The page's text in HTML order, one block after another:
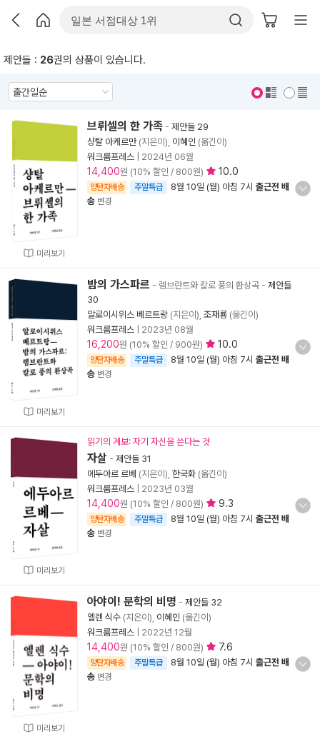
제안들 : 26권의 상품이 있습니다.
미리보기
브뤼셀의 한 가족 - 제안들 29
샹탈 아케르만(지은이), 이혜인 (옮긴이)
워크룸프레스
2024년 06월
14,400원 (10% 할인 / 800원) 10.0
양탄자배송 주말특급 8월 10일 (월) 아침 7시 출근전 배
송 변경
미리보기
밤의 가스파르 - 렘브란트와 칼로 풍의 환상곡 - 제안들
30
알로이시위스 베르트랑 (지은이), 조재룡 (옮긴이)
워크룸프레스
2023년 08월
16,200원 (10% 할인 / 900원) 10.0
양탄자배송 주말특급 8월 10일 (월) 아침 7시 출근전 배
송 변경
미리보기
읽기의 계보: 자기 자신을 쓴다는 것
자살 - 제안들 31
에두아르 르베 (지은이), 한국화 (옮긴이)
워크룸프레스
2023년 03월
14,400원 (10% 할인 / 800원) 9.3
양탄자배송 주말특급 8월 10일 (월) 아침 7시 출근전 배
송 변경
미리보기
아야이! 문학의 비명 - 제안들 32
엘렌 식수 (지은이), 이혜인 (옮긴이)
워크룸프레스
2022년 12월
14,400원 (10% 할인 / 800원) 7.6
양탄자배송 주말특급 8월 10일 (월) 아침 7시 출근전 배
송 변경